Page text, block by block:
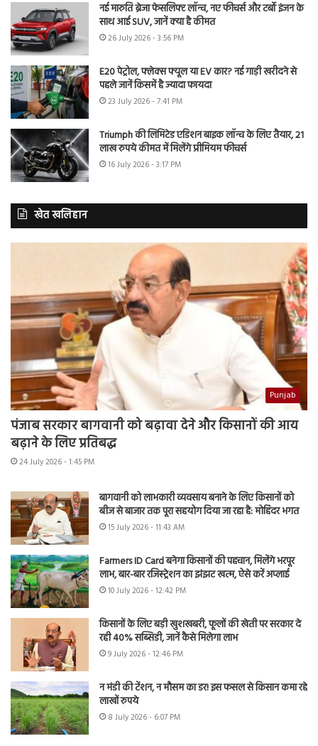
नई मारुति ब्रेजा फेसलिफ्ट लॉन्च, नए फीचर्स और टर्बो इंजन के
साथ आई SUV, जानें क्या है कीमत
26 July 2026 - 3:56 PM
E20 पेट्रोल, फ्लेक्स फ्यूल या EV कार? नई गाड़ी खरीदने से
पहले जानें किसमें है ज्यादा फायदा
23 July 2026 - 7:41 PM
Triumph की लिमिटेड एडिशन बाइक लॉन्च के लिए तैयार, 21
लाख रुपये कीमत में मिलेंगे प्रीमियम फीचर्स
16 July 2026 - 3:17 PM
खेत खलिहान
Punjab
पंजाब सरकार बागवानी को बढ़ावा देने और किसानों की आय
बढ़ाने के लिए प्रतिबद्ध
24 July 2026 - 1:45 PM
बागवानी को लाभकारी व्यवसाय बनाने के लिए किसानों को
बीज से बाजार तक पूरा सहयोग दिया जा रहा है: मोहिंदर भगत
15 July 2026 - 11:43 AM
Farmers ID Card बनेगा किसानों की पहचान, मिलेंगे भरपूर
लाभ, बार-बार रजिस्ट्रेशन का झंझट खत्म, ऐसे करें अप्लाई
10 July 2026 - 12:42 PM
किसानों के लिए बड़ी खुशखबरी, फूलों की खेती पर सरकार दे
रही 40% सब्सिडी, जानें कैसे मिलेगा लाभ
9 July 2026 - 12:46 PM
न मंडी की टेंशन, न मौसम का डर! इस फसल से किसान कमा रहे
लाखों रुपये
8 July 2026 - 6:07 PM